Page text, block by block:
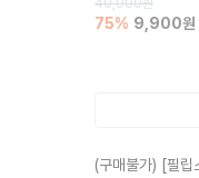
40,000원
75% 9,900원
(구매불가) [필